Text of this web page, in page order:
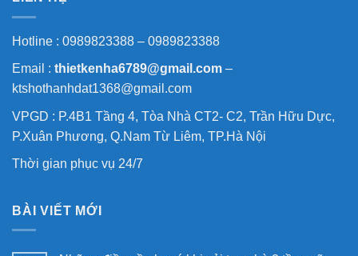
Hotline : 0989823388 – 0989823388
Email : thietkenha6789@gmail.com –
ktshothanhdat1368@gmail.com
VPGD : P.4B1 Tầng 4, Tòa Nhà CT2- C2, Trần Hữu Dực,
P.Xuân Phương, Q.Nam Từ Liêm, TP.Hà Nội
Thời gian phục vụ 24/7
BÀI VIẾT MỚI